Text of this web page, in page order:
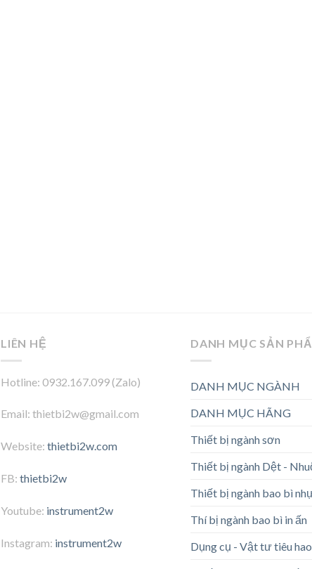
LIÊN HỆ
Hotline: 0932.167.099 (Zalo)
Email: thietbi2w@gmail.com
Website: thietbi2w.com
FB: thietbi2w
Youtube: instrument2w
Instagram: instrument2w
DANH MỤC SẢN
DANH MỤC NGÀNH
DANH MỤC HÃNG
Thiết bị ngành sơn
Thiết bị ngành Dệt -
Thiết bị ngành bao bì
Thí bị ngành bao bì in ấn
Dụng cụ - Vật tư tiêu hao